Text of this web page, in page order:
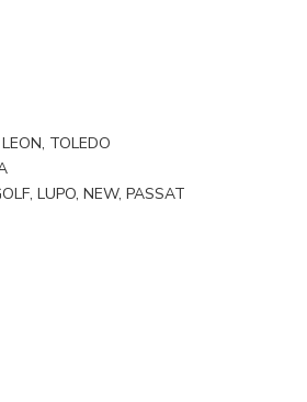
TOLEDO
LUPO, NEW, PASSAT